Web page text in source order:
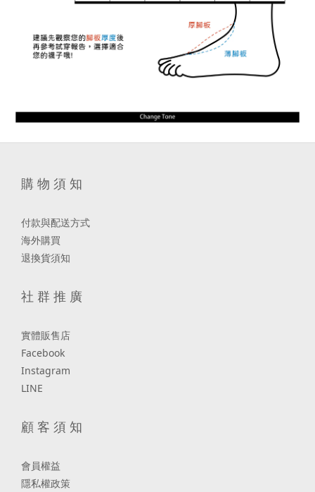
購 物 須 知
付款與配送方式
海外購買
退換貨須知
社 群 推 廣
實體販售店
Facebook
Instagram
LINE
顧 客 須 知
會員權益
隱私權政策